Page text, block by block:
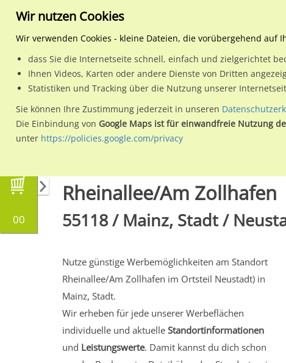
Planen &
Wähle den Werbestandort:
00
Rheinallee/Am Zollhafen
55118 / Mainz, Stadt /
Nutze günstige Werbemöglichkeiten am Standort
Rheinallee/Am Zollhafen im Ortsteil Neustadt) in
Mainz, Stadt.
Wir erheben für jede unserer Werbeflächen
individuelle und aktuelle Standortinformationen
und Leistungswerte. Damit kannst du dich schon
Wir nutzen Cookies
Wir verwenden Cookies - kleine Dateien, die vorübergehend auf
dass Sie die Internetseite schnell, einfach und zielgerichtet
Ihnen Videos, Karten oder andere Dienste von Dritten
Statistiken und Tracking über die Nutzung unserer
Sie können Ihre Zustimmung jederzeit in unseren
Die Einbindung von Google Maps ist für einwandfreie Nutzung
unter https://policies.google.com/privacy